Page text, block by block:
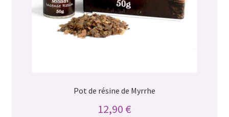
Pot de résine de Myrrhe
12,90 €